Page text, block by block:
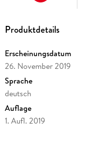
eBooks von
Produktdetails
Erscheinungsdatum
26. November 2019
Sprache
deutsch
Auflage
1. Aufl. 2019